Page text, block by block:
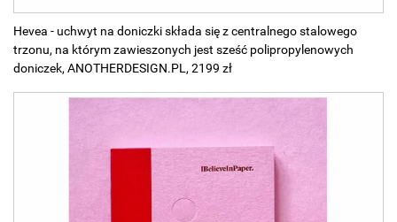
Hevea - uchwyt na doniczki składa się z centralnego stalowego
trzonu, na którym zawieszonych jest sześć polipropylenowych
doniczek, ANOTHERDESIGN.PL, 2199 zł